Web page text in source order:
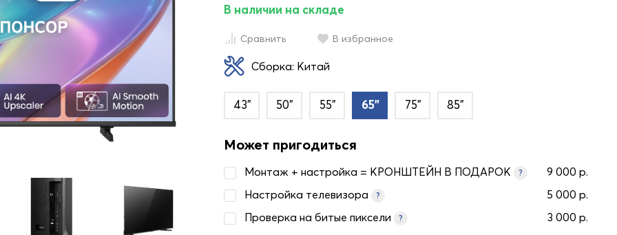
В наличии на складе
Сравнить В избранное
Сборка: Китай
43" 50" 55" 65" 75" 85"
Может пригодиться
Монтаж + настройка = КРОНШТЕЙН В ПОДАРОК ?
9 000 р.
Настройка телевизора
?
5 000 р.
Проверка на битые пиксели
? 3 000 р.